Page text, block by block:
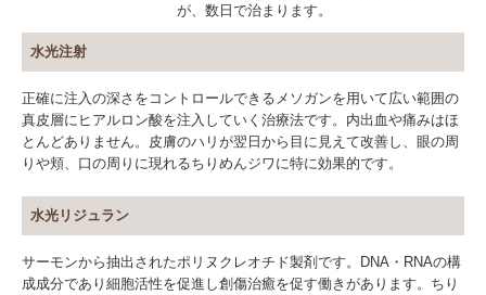
が、数日で治まります。
水光注射
正確に注入の深さをコントロールできるメソガンを用いて広い範囲の
真皮層にヒアルロン酸を注入していく治療法です。内出血や痛みはほ
とんどありません。皮膚のハリが翌日から目に見えて改善し、眼の周
りや頬、口の周りに現れるちりめんジワに特に効果的です。
水光リジュラン
サーモンから抽出されたポリヌクレオチド製剤です。DNA・RNAの構
成成分であり細胞活性を促進し創傷治癒を促す働きがあります。ちり